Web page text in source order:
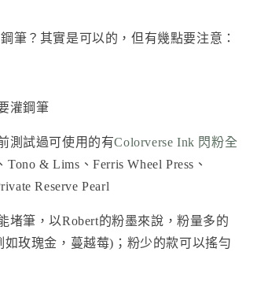
筆？其實是可以的，但有幾點要注意：
灌鋼筆
測試過可使用的有Colorverse Ink 閃粉全
、Tono & Lims 、Ferris Wheel Press 、
Reserve Pearl
堵筆，以Robert的粉墨來說，粉量多的
玫瑰金，蔓越莓)；粉少的款可以搖勻